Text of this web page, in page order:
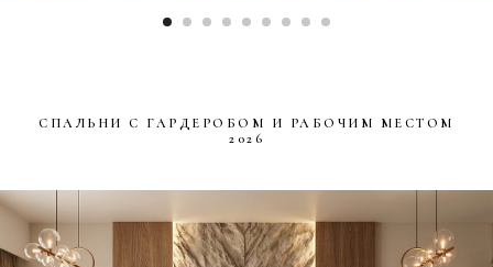
СПАЛЬНИ С ГАРДЕРОБОМ И РАБОЧИМ МЕСТОМ
2026